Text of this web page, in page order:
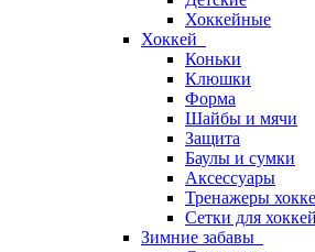
Хоккейные
Хоккей
Коньки
Клюшки
Форма
Шайбы и мячи
Защита
Баулы и сумки
Аксессуары
Тренажеры
Сетки для
Зимние забавы